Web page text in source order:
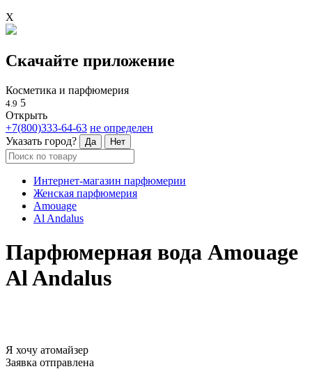
X
Скачайте приложение
Косметика и парфюмерия
4.9 5
Открыть
+7(800)333-64-63 не определен
Указать город?
Да Нет
Интернет-магазин парфюмерии
Женская парфюмерия
Amouage
Al Andalus
Парфюмерная вода Amouage
Al Andalus
Я хочу атомайзер
Заявка отправлена